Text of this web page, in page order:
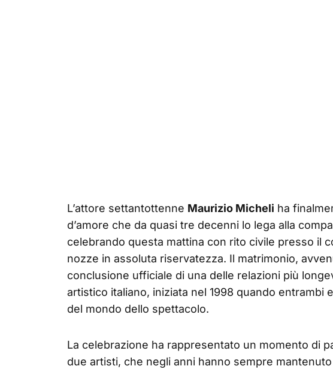
L’attore settantottenne Maurizio Micheli ha
d’amore che da quasi tre decenni lo lega alla
celebrando questa mattina con rito civile presso il
nozze in assoluta riservatezza. Il matrimonio,
conclusione ufficiale di una delle relazioni più
artistico italiano, iniziata nel 1998 quando entrambi
del mondo dello spettacolo.
La celebrazione ha rappresentato un momento di
due artisti, che negli anni hanno sempre